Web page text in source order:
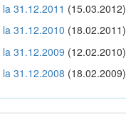
31.12.2011 (15.03.2012)
31.12.2010 (18.02.2011)
31.12.2009 (12.02.2010)
31.12.2008 (18.02.2009)